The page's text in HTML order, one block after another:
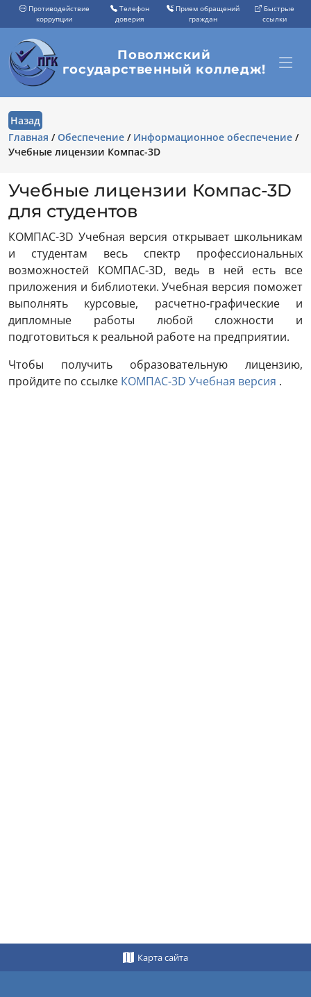
Противодействие
коррупции
Телефон
доверия
Прием обращений
граждан
Быстрые
ссылки
Поволжский
государственный колледж!
Назад
Главная /Обеспечение / Информационное обеспечение /
Учебные лицензии Компас-3D
Учебные лицензии Компас-3D
для студентов
КОМПАС-3D Учебная версия открывает школьникам
и студентам весь спектр профессиональных
возможностей КОМПАС-3D, ведь в ней есть все
приложения и библиотеки.Учебная версия поможет
выполнять курсовые, расчетно-графические и
дипломные работы любой сложности и
подготовиться к реальной работе на предприятии.
Чтобы получить образовательную лицензию,
пройдите по ссылке КОМПАС-3D Учебная версия .
Карта сайта